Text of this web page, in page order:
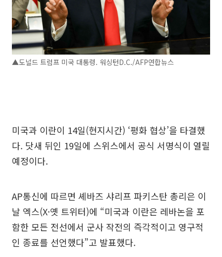
▲도널드 트럼프 미국 대통령. 워싱턴D.C./AFP연합뉴스
미국과 이란이 14일(현지시간) ‘평화 협상’을 타결했
다. 닷새 뒤인 19일에 스위스에서 공식 서명식이 열릴
예정이다.
AP통신에 따르면 셰바즈 샤리프 파키스탄 총리은 이
날 엑스(X·옛 트위터)에 “미국과 이란은 레바논을 포
함한 모든 전선에서 군사 작전의 즉각적이고 영구적
인 종료를 선언했다”고 발표했다.